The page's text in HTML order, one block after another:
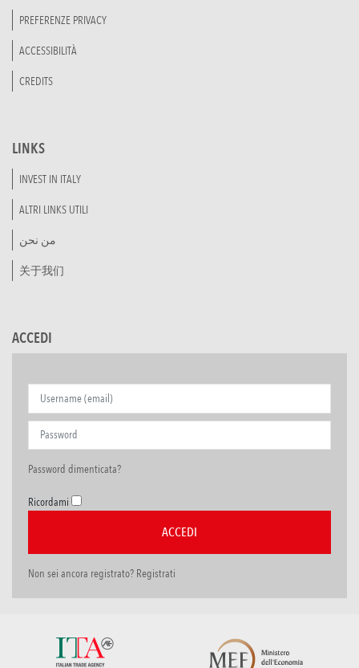
PREFERENZE PRIVACY
ACCESSIBILITÀ
CREDITS
LINKS
INVEST IN ITALY
ALTRI LINKS UTILI
من نحن
关于我们
ACCEDI
Password dimenticata?
Ricordami
Non sei ancora registrato? Registrati